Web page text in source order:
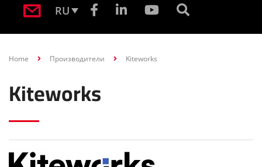
RU
Home Производители Kiteworks
Kiteworks